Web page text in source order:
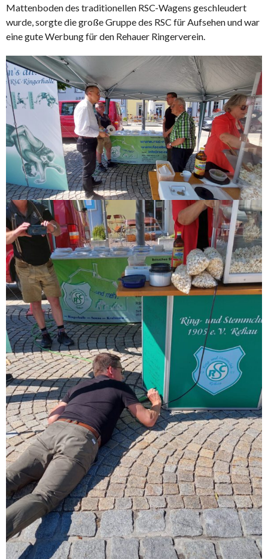
Mattenboden des traditionellen RSC-Wagens geschleudert
wurde, sorgte die große Gruppe des RSC für Aufsehen und war
eine gute Werbung für den Rehauer Ringerverein.